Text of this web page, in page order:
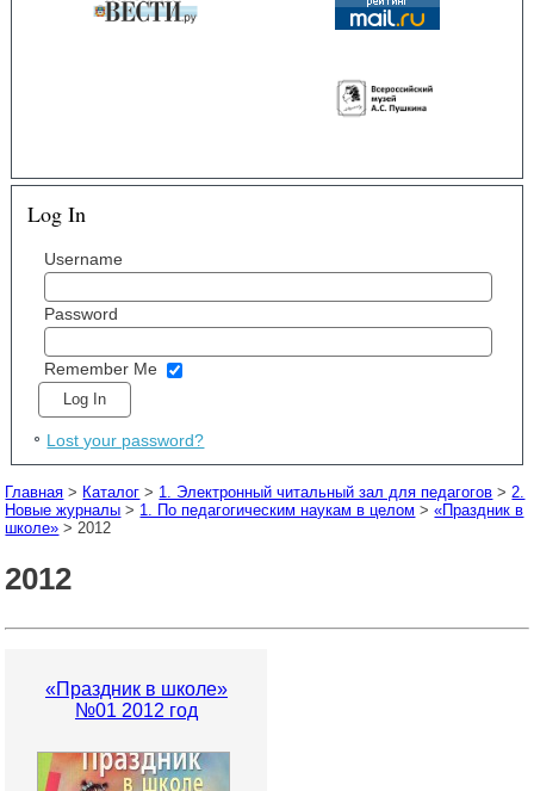
Log In
Username
Password
Remember Me
Lost your password?
Главная > Каталог > 1. Электронный читальный зал для педагогов > 2.
Новые журналы > 1. По педагогическим наукам в целом >«Праздник в
школе» > 2012
2012
«Праздник в школе»
№01 2012 год